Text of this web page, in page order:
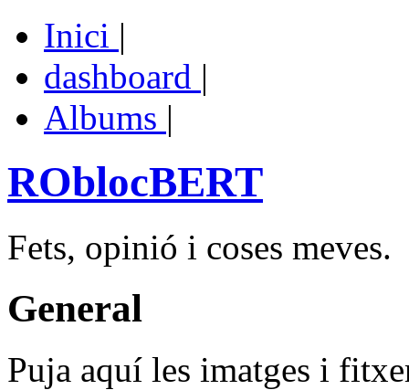
Inici |
dashboard |
Albums |
ROblocBERT
Fets, opinió i coses meves.
General
Puja aquí les imatges i